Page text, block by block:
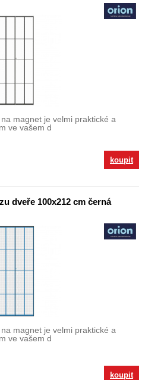
magnet je velmi praktické a
ve vašem d
koupit
dveře 100x212 cm černá
magnet je velmi praktické a
ve vašem d
koupit